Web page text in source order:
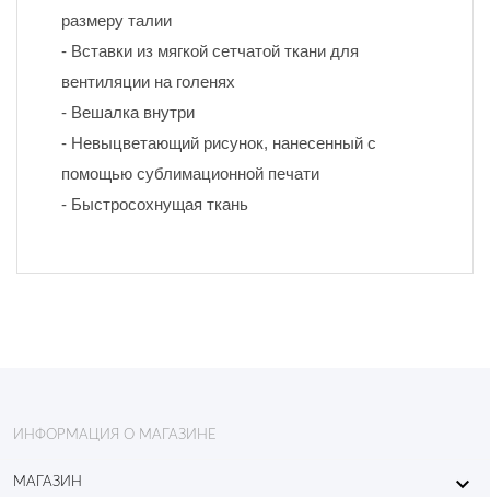
размеру талии
- Вставки из мягкой сетчатой ткани для
вентиляции на голенях
- Вешалка внутри
- Невыцветающий рисунок, нанесенный с
помощью сублимационной печати
- Быстросохнущая ткань
ИНФОРМАЦИЯ О МАГАЗИНЕ
МАГАЗИН 